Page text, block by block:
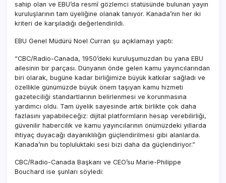
sahip olan ve EBU’da resmî gözlemci statüsünde bulunan yayın
kuruluşlarının tam üyeliğine olanak tanıyor. Kanada’nın her iki
kriteri de karşıladığı değerlendirildi.
EBU Genel Müdürü Noel Curran şu açıklamayı yaptı:
“CBC/Radio-Canada, 1950’deki kuruluşumuzdan bu yana EBU
ailesinin bir parçası. Dünyanın önde gelen kamu yayıncılarından
biri olarak, bugüne kadar birliğimize büyük katkılar sağladı ve
özellikle günümüzde büyük önem taşıyan kamu hizmeti
gazeteciliği standartlarının belirlenmesi ve korunmasına
yardımcı oldu. Tam üyelik sayesinde artık birlikte çok daha
fazlasını yapabileceğiz: dijital platformların hesap verebilirliği,
güvenilir habercilik ve kamu yayıncılarının önümüzdeki yıllarda
ihtiyaç duyacağı dayanıklılığın güçlendirilmesi gibi alanlarda.
Kanada’nın bu topluluktaki sesi bizi daha da güçlendiriyor.”
CBC/Radio-Canada Başkanı ve CEO’su Marie-Philippe
Bouchard ise şunları söyledi: